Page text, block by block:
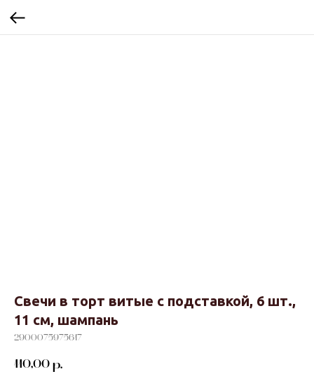
Свечи в торт витые с подставкой, 6 шт.,
11 см, шампань
2900075975617
110,00 р.